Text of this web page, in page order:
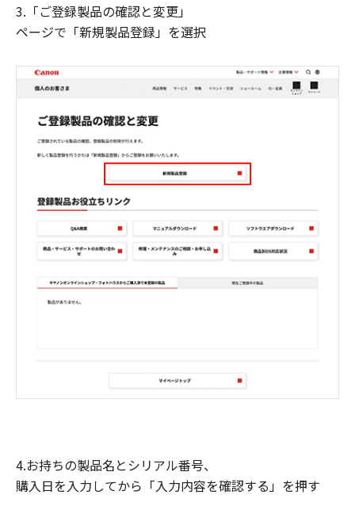
3.「ご登録製品の確認と変更」
ページで「新規製品登録」を選択
4.お持ちの製品名とシリアル番号、
購入日を入力してから「入力内容を確認する」を押す